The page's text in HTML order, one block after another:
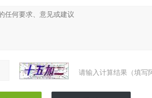
请输入计算结果（填写